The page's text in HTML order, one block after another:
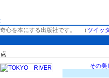
心を本にする出版社です。
（ ツイッ
点
その美